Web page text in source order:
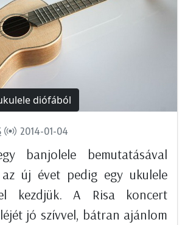
diófából
2014-01-04
banjolele bemutatásával
új évet pedig egy ukulele
kezdjük. A Risa koncert
jó szívvel, bátran ajánlom